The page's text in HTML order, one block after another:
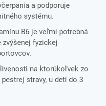
a podporuje
systému.
B6 je veľmi potrebná
zvýšenej fyzickej
na ktorúkoľvek zo
stravy, u detí do 3